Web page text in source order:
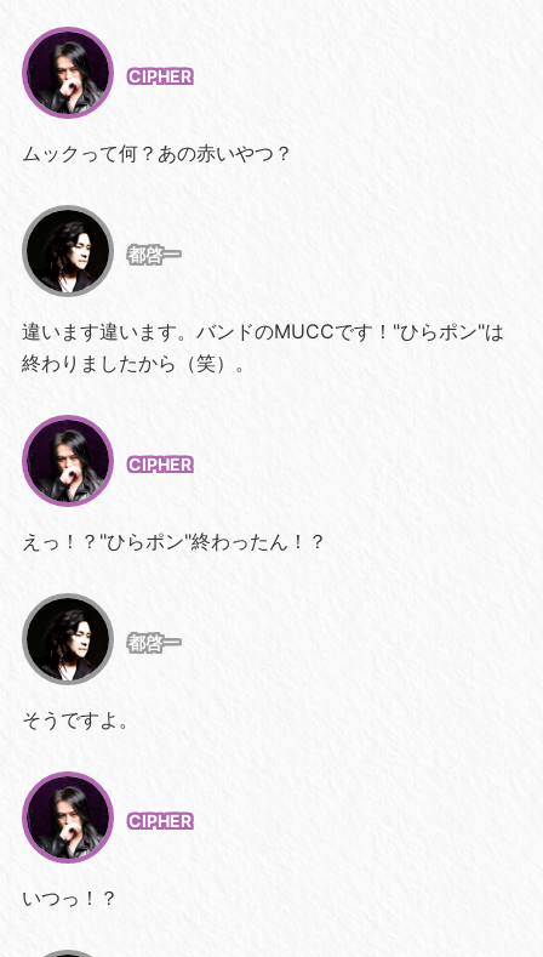
CIPHER
ムックって何？あの赤いやつ？
都啓一
違います違います。バンドのMUCCです！"ひらポン"は
終わりましたから（笑）。
CIPHER
えっ！？"ひらポン"終わったん！？
都啓一
そうですよ。
CIPHER
いつっ！？